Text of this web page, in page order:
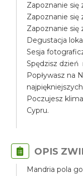
Zapoznanie się
Zapoznanie się
Zapoznanie się
Degustacja
Sesja
Spędzisz dzień
Popływasz na
Poczujesz
Cypru.
OPIS
Mandria pola